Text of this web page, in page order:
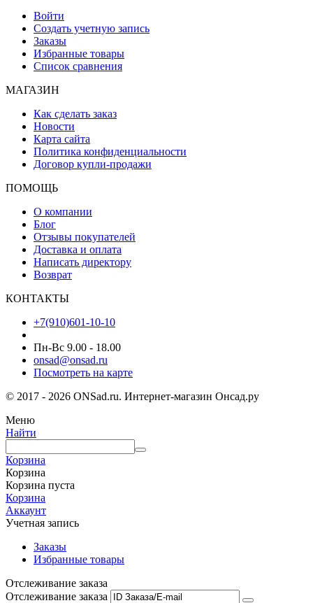
Войти
Создать учетную запись
Заказы
Избранные товары
Список сравнения
МАГАЗИН
Как сделать заказ
Новости
Карта сайта
Политика конфиденциальности
Договор купли-продажи
ПОМОЩЬ
О компании
Блог
Отзывы покупателей
Доставка и оплата
Написать директору
Возврат
КОНТАКТЫ
+7(910)601-10-10
Пн-Вс 9.00 - 18.00
onsad@onsad.ru
Посмотреть на карте
© 2017 - 2026 ONSad.ru. Интернет-магазин Онсад.ру
Меню
Найти
Корзина
Корзина
Корзина пуста
Корзина
Аккаунт
Учетная запись
Заказы
Избранные товары
Отслеживание заказа
Отслеживание заказа